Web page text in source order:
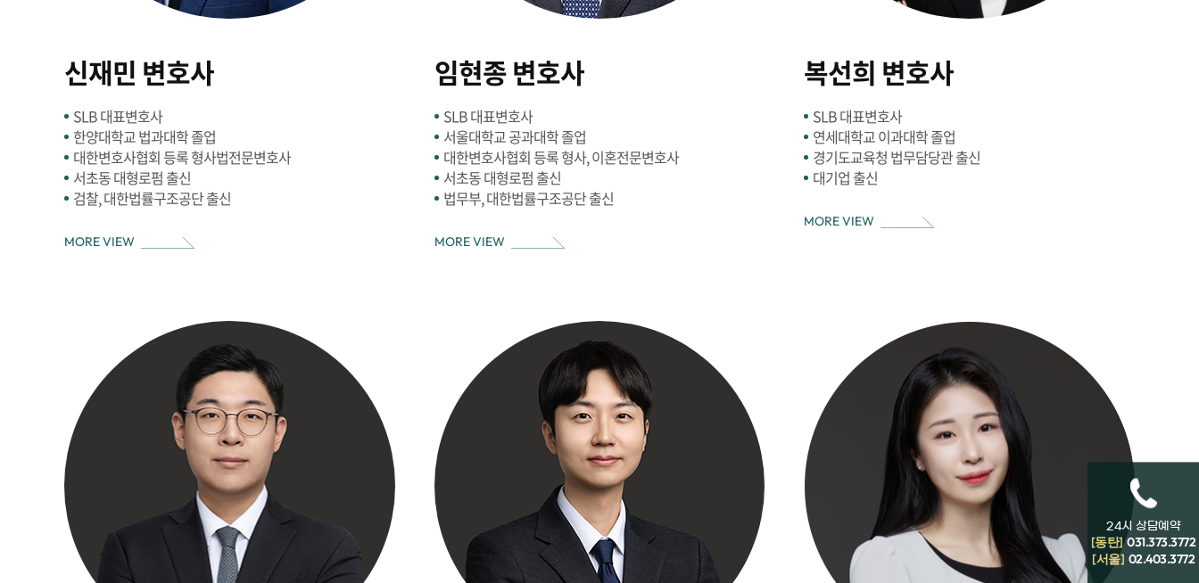
24시 상담예약
[동탄]031.373.3772
[서울] 02.403.3772
신재민 변호사
SLB 대표변호사
한양대학교 법과대학 졸업
대한변호사협회 등록 형사법전문변호사
서초동 대형로펌 출신
검찰, 대한법률구조공단 출신
MORE VIEW
임현종 변호사
SLB 대표변호사
서울대학교 공과대학 졸업
대한변호사협회 등록 형사, 이혼전문변호사
서초동 대형로펌 출신
법무부, 대한법률구조공단 출신
MORE VIEW
복선희 변호사
SLB 대표변호사
연세대학교 이과대학 졸업
경기도교육청 법무담당관 출신
대기업 출신
MORE VIEW